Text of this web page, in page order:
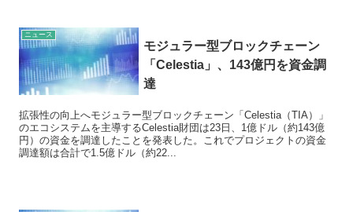
ニュース
モジュラー型ブロックチェーン
「Celestia」、143億円を資金調
達
拡張性の向上へモジュラー型ブロックチェーン「Celestia（TIA）」
のエコシステムを主導するCelestia財団は23日、1億ドル（約143億
円）の資金を調達したことを発表した。これでプロジェクトの資金
調達額は合計で1.5億ドル（約22...